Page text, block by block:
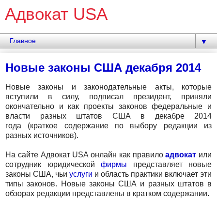
Адвокат USA
▼
Новые законы США декабря 2014
Новые законы и законодательные акты, которые
вступили в силу, подписал президент, приняли
окончательно и как проекты законов федеральные и
власти разных штатов США в декабре 2014
года (краткое содержание по выбору редакции из
разных источников).
На сайте Адвокат USA онлайн как правилоадвокат или
сотрудник юридической фирмы представляет новые
законы США, чьи услуги и область практики включает эти
типы законов. Новые законы США и разных штатов в
обзорах редакции представлены в кратком содержании.